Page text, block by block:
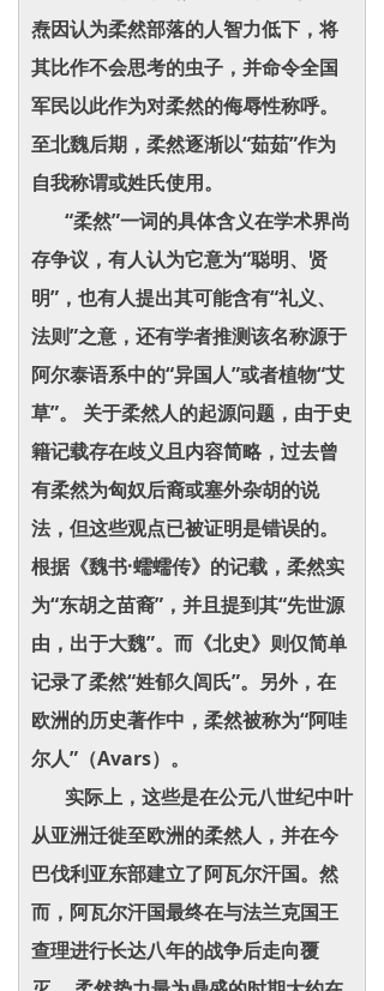
焘因认为柔然部落的人智力低下，将
其比作不会思考的虫子，并命令全国
军民以此作为对柔然的侮辱性称呼。
至北魏后期，柔然逐渐以“茹茹”作为
自我称谓或姓氏使用。
“柔然”一词的具体含义在学术界尚
存争议，有人认为它意为“聪明、贤
明”，也有人提出其可能含有“礼义、
法则”之意，还有学者推测该名称源于
阿尔泰语系中的“异国人”或者植物“艾
草”。 关于柔然人的起源问题，由于史
籍记载存在歧义且内容简略，过去曾
有柔然为匈奴后裔或塞外杂胡的说
法，但这些观点已被证明是错误的。
根据《魏书·蠕蠕传》的记载，柔然实
为“东胡之苗裔”，并且提到其“先世源
由，出于大魏”。而《北史》则仅简单
记录了柔然“姓郁久闾氏”。另外，在
欧洲的历史著作中，柔然被称为“阿哇
尔人”（Avars）。
实际上，这些是在公元八世纪中叶
从亚洲迁徙至欧洲的柔然人，并在今
巴伐利亚东部建立了阿瓦尔汗国。然
而，阿瓦尔汗国最终在与法兰克国王
查理进行长达八年的战争后走向覆